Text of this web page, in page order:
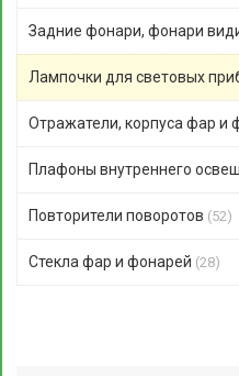
Задние фонари, фонари
Лампочки для световых
Отражатели, корпуса фар и
Плафоны внутреннего
Повторители поворотов (52)
Стекла фар и фонарей (28)